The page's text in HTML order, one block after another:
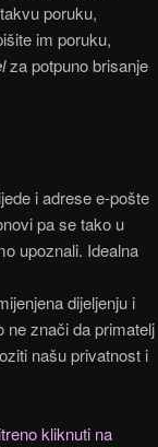
poruku,
im poruku,
za potpuno brisanje
i adrese e-pošte
pa se tako u
upoznali. Idealna
dijeljenju i
ne znači da primatelj
našu privatnost i
kliknuti na